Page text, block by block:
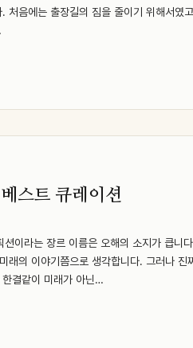
처음에는 출장길의 짐을 줄이기 위해서였
스트 큐레이션
이라는 장르 이름은 오해의 소지가 큽니
래의 이야기쯤으로 생각합니다. 그러나 진
결같이 미래가 아닌…